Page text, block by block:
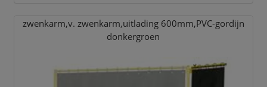
zwenkarm,v. zwenkarm,uitlading 600mm,PVC-gordijn
donkergroen